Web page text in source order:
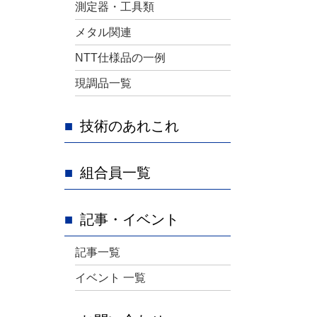
測定器・工具類
メタル関連
NTT仕様品の一例
現調品一覧
技術のあれこれ
組合員一覧
記事・イベント
記事一覧
イベント 一覧